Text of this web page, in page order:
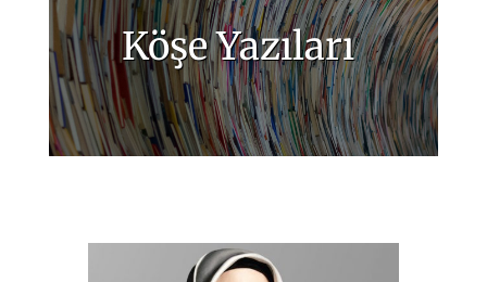
Köşe Yazıları